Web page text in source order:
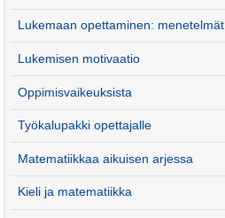
Lukemaan opettaminen: menetelmät
Lukemisen motivaatio
Oppimisvaikeuksista
Työkalupakki opettajalle
Matematiikkaa aikuisen arjessa
Kieli ja matematiikka